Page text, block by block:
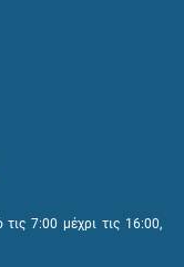
7:00 μέχρι τις 16:00,